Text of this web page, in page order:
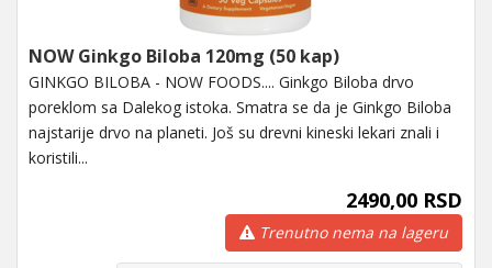
NOW Ginkgo Biloba 120mg (50 kap)
GINKGO BILOBA - NOW FOODS.... Ginkgo Biloba drvo
poreklom sa Dalekog istoka. Smatra se da je Ginkgo Biloba
najstarije drvo na planeti. Još su drevni kineski lekari znali i
koristili...
2490,00 RSD
Trenutno nema na lageru